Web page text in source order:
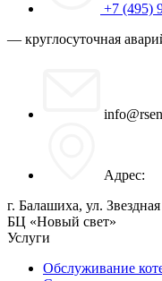
+7 (495)
— круглосуточная
Адрес:
г. Балашиха, ул.
БЦ «Новый свет»
Услуги
Обслуживание